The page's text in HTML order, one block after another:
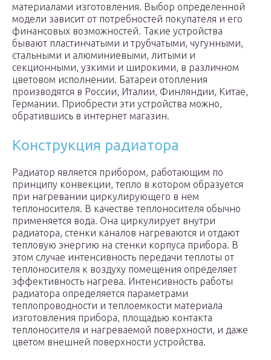
материалами изготовления. Выбор определенной
модели зависит от потребностей покупателя и его
финансовых возможностей. Такие устройства
бывают пластинчатыми и трубчатыми, чугунными,
стальными и алюминиевыми, литыми и
секционными, узкими и широкими, в различном
цветовом исполнении. Батареи отопления
производятся в России, Италии, Финляндии, Китае,
Германии. Приобрести эти устройства можно,
обратившись в интернет магазин.
Конструкция радиатора
Радиатор является прибором, работающим по
принципу конвекции, тепло в котором образуется
при нагревании циркулирующего в нем
теплоносителя. В качестве теплоносителя обычно
применяется вода. Она циркулирует внутри
радиатора, стенки каналов нагреваются и отдают
тепловую энергию на стенки корпуса прибора. В
этом случае интенсивность передачи теплоты от
теплоносителя к воздуху помещения определяет
эффективность нагрева. Интенсивность работы
радиатора определяется параметрами
теплопроводности и теплоемкости материала
изготовления прибора, площадью контакта
теплоносителя и нагреваемой поверхности, и даже
цветом внешней поверхности устройства.